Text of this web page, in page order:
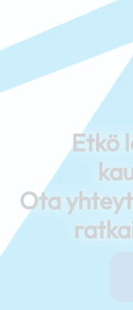
Etkö
Ota